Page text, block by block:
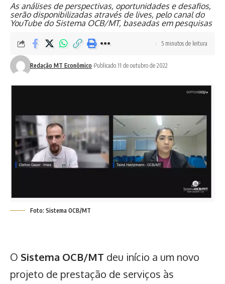
As análises de perspectivas, oportunidades e desafios,
serão disponibilizadas através de lives, pelo canal do
YouTube do Sistema OCB/MT, baseadas em pesquisas
Redação MT Econômico Publicado 11 de outubro de 2022
5 minutos de leitura
Foto: Sistema OCB/MT
O Sistema OCB/MT deu início a um novo
projeto de prestação de serviços às